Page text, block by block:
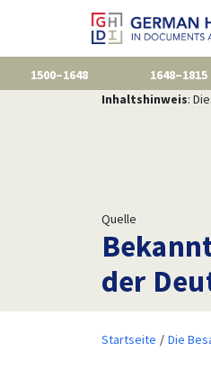
1500–1648 1648–1815
Inhaltshinweis:
Quelle
der
Startseite Die